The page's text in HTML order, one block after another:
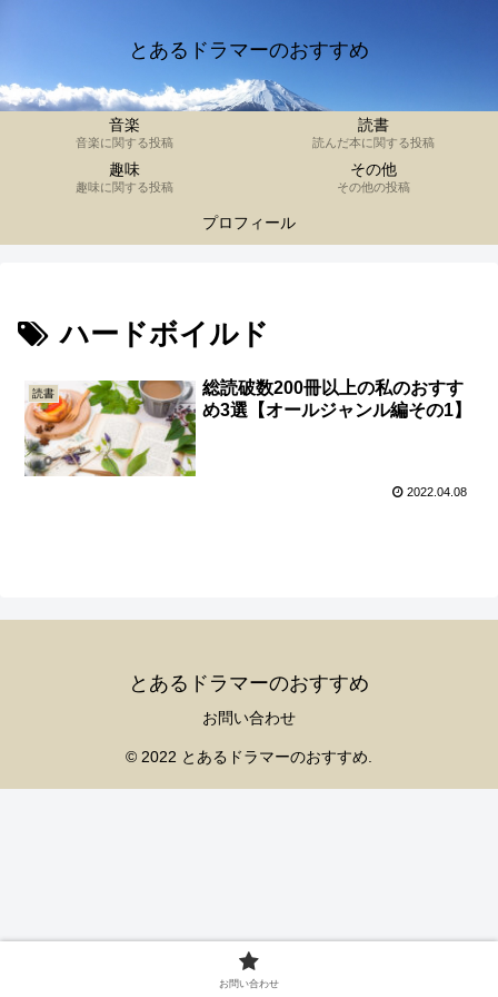
とあるドラマーのおすすめ
音楽
音楽に関する投稿
読書
読んだ本に関する投稿
趣味
趣味に関する投稿
その他
その他の投稿
プロフィール
ハードボイルド
読書
総読破数200冊以上の私のおすす
め3選【オールジャンル編その1】
2022.04.08
とあるドラマーのおすすめ
お問い合わせ
© 2022 とあるドラマーのおすすめ.
お問い合わせ